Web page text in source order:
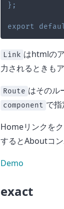
} ;
export
Link はhtmlの
力されるときも
Route はそのル
component で指
Homeリンクを
するとAboutコン
Demo
exact